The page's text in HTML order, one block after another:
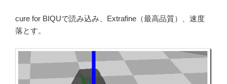
cure for BIQUで読み込み、Extrafine（最高品質）、速度
落とす。